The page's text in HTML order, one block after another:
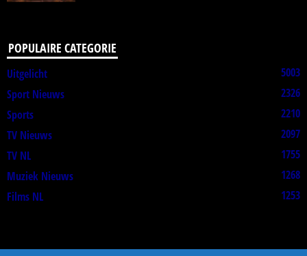
POPULAIRE CATEGORIE
Uitgelicht
5003
Sport Nieuws
2326
Sports
2210
TV Nieuws
2097
TV NL
1755
Muziek Nieuws
1268
Films NL
1253